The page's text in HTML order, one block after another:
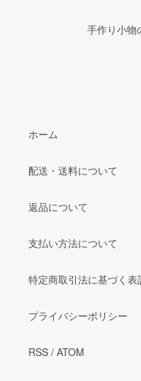
手作り小物
ホーム
配送・送料について
返品について
支払い方法について
特定商取引法に基づく表
プライバシーポリシー
RSS / ATOM